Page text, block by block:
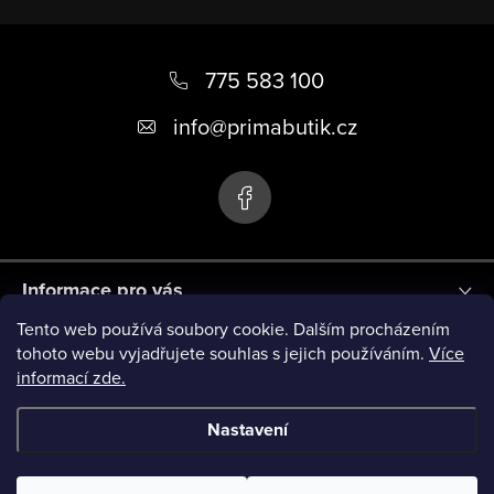
Tento web používá soubory cookie. Dalším procházením
tohoto webu vyjadřujete souhlas s jejich používáním. Více
informací zde.
Nastavení
775 583 100
info@primabutik.cz
Informace pro vás
Blog
Novinky
Copyright 2026PRIMA BUTIK. Všechna práva vyhrazena.